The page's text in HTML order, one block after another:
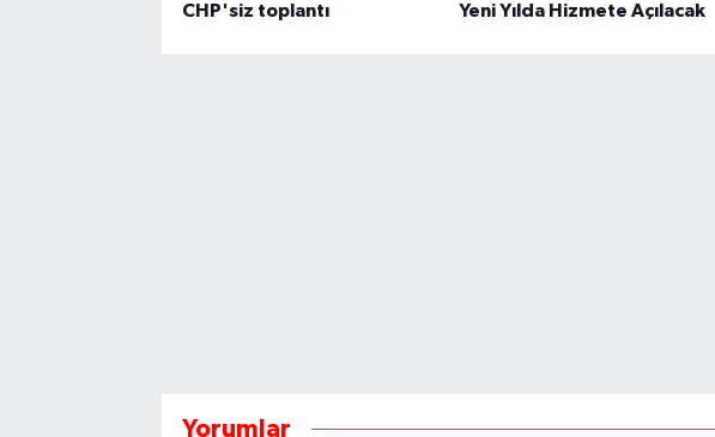
CHP'siz toplantı
Yeni Yılda Hizmete Açılacak
Yorumlar